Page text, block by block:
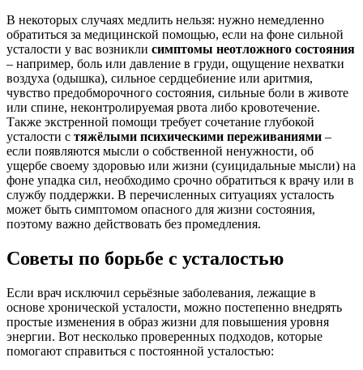
В некоторых случаях медлить нельзя: нужно немедленно
обратиться за медицинской помощью, если на фоне сильной
усталости у вас возникли симптомы неотложного состояния
– например, боль или давление в груди, ощущение нехватки
воздуха (одышка), сильное сердцебиение или аритмия,
чувство предобморочного состояния, сильные боли в животе
или спине, неконтролируемая рвота либо кровотечение.
Также экстренной помощи требует сочетание глубокой
усталости с тяжёлыми психическими переживаниями –
если появляются мысли о собственной ненужности, об
ущербе своему здоровью или жизни (суицидальные мысли) на
фоне упадка сил, необходимо срочно обратиться к врачу или в
службу поддержки. В перечисленных ситуациях усталость
может быть симптомом опасного для жизни состояния,
поэтому важно действовать без промедления.
Советы по борьбе с усталостью
Если врач исключил серьёзные заболевания, лежащие в
основе хронической усталости, можно постепенно внедрять
простые изменения в образ жизни для повышения уровня
энергии. Вот несколько проверенных подходов, которые
помогают справиться с постоянной усталостью: